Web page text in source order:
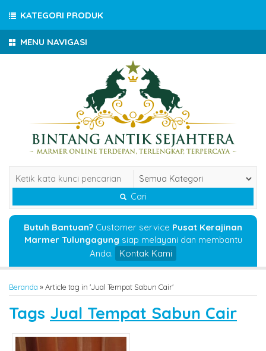
MENU NAVIGASI
Cari
Butuh Bantuan? Customer service Pusat Kerajinan
Marmer Tulungagung siap melayani dan membantu
Anda.
Kontak Kami
Beranda »Article tag in 'Jual Tempat Sabun Cair'
Tags Jual Tempat Sabun Cair
KATEGORI PRODUK